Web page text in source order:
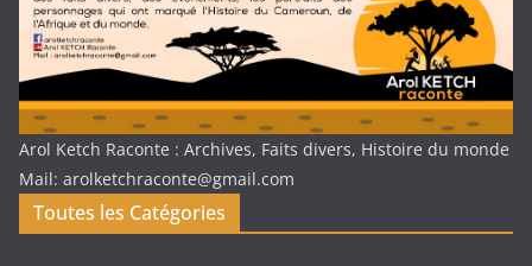
Arol Ketch Raconte : Archives, Faits divers, Histoire du monde
Mail: arolketchraconte@gmail.com
Toutes les Catégories